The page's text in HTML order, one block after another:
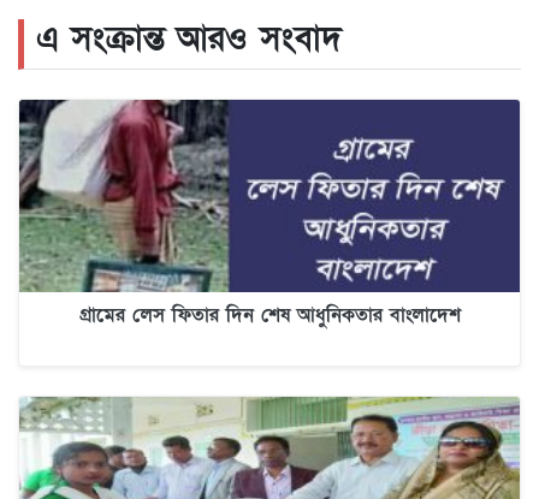
এ সংক্রান্ত আরও সংবাদ
গ্রামের লেস ফিতার দিন শেষ আধুনিকতার বাংলাদেশ